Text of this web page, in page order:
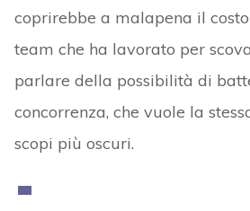
coprirebbe a malapena il
team che ha lavorato per
parlare della possibilità di
concorrenza, che vuole la
scopi più oscuri.